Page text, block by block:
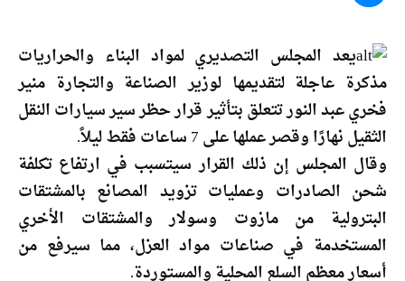
يعد المجلس التصديري لمواد البناء والحراريات
مذكرة عاجلة لتقديمها لوزير الصناعة والتجارة منير
فخري عبد النور تتعلق بتأثير قرار حظر سير سيارات النقل
الثقيل نهارًا وقصر عملها على 7 ساعات فقط ليلاً.
وقال المجلس إن ذلك القرار سيتسبب في ارتفاع تكلفة
شحن الصادرات وعمليات تزويد المصانع بالمشتقات
البترولية من مازوت وسولار والمشتقات الأخري
المستخدمة في صناعات مواد العزل، مما سيرفع من
أسعار معظم السلع المحلية والمستوردة.